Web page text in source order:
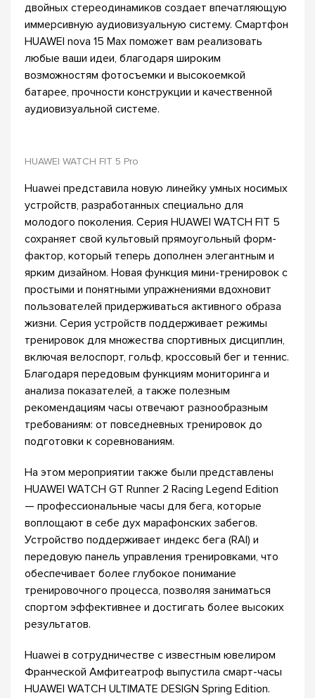
двойных стереодинамиков создает впечатляющую
иммерсивную аудиовизуальную систему. Смартфон
HUAWEI nova 15 Max поможет вам реализовать
любые ваши идеи, благодаря широким
возможностям фотосъемки и высокоемкой
батарее, прочности конструкции и качественной
аудиовизуальной системе.
HUAWEI WATCH FIT 5 Pro
Huawei представила новую линейку умных носимых
устройств, разработанных специально для
молодого поколения. Серия HUAWEI WATCH FIT 5
сохраняет свой культовый прямоугольный форм-
фактор, который теперь дополнен элегантным и
ярким дизайном. Новая функция мини-тренировок с
простыми и понятными упражнениями вдохновит
пользователей придерживаться активного образа
жизни. Серия устройств поддерживает режимы
тренировок для множества спортивных дисциплин,
включая велоспорт, гольф, кроссовый бег и теннис.
Благодаря передовым функциям мониторинга и
анализа показателей, а также полезным
рекомендациям часы отвечают разнообразным
требованиям: от повседневных тренировок до
подготовки к соревнованиям.
На этом мероприятии также были представлены
HUAWEI WATCH GT Runner 2 Racing Legend Edition
— профессиональные часы для бега, которые
воплощают в себе дух марафонских забегов.
Устройство поддерживает индекс бега (RAI) и
передовую панель управления тренировками, что
обеспечивает более глубокое понимание
тренировочного процесса, позволяя заниматься
спортом эффективнее и достигать более высоких
результатов.
Huawei в сотрудничестве с известным ювелиром
Франческой Амфитеатроф выпустила смарт-часы
HUAWEI WATCH ULTIMATE DESIGN Spring Edition.